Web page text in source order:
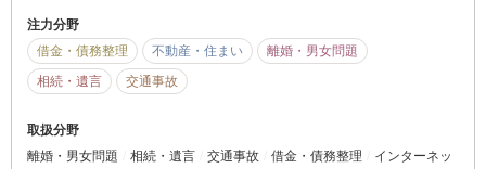
注力分野
借金・債務整理
不動産・住まい
離婚・男女問題
相続・遺言
交通事故
取扱分野
離婚・男女問題
相続・遺言 交通事故 借金・債務整理
インターネッ